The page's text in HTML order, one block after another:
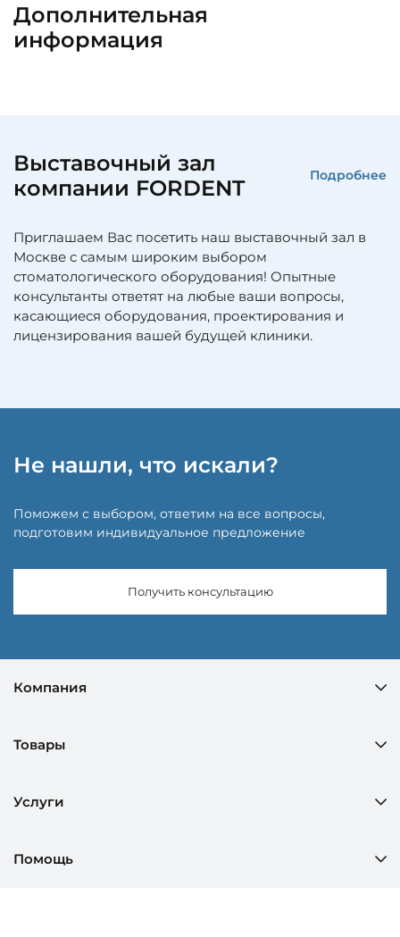
Дополнительная
информация
Выставочный зал
компании FORDENT
Подробнее
Приглашаем Вас посетить наш выставочный зал в
Москве с самым широким выбором
стоматологического оборудования! Опытные
консультанты ответят на любые ваши вопросы,
касающиеся оборудования, проектирования и
лицензирования вашей будущей клиники.
Не нашли, что искали?
Поможем с выбором, ответим на все вопросы,
подготовим индивидуальное предложение
Получить консультацию
Компания
Товары
Услуги
Помощь